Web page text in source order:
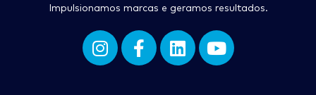
Impulsionamos marcas e geramos resultados.